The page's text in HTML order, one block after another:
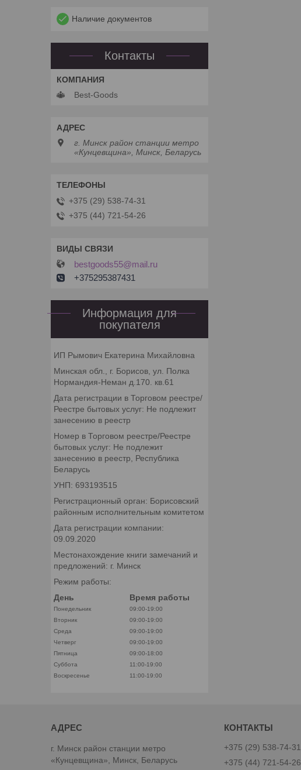
Наличие документов
Контакты
Best-Goods
г. Минск район станции метро
«Кунцевщина», Минск, Беларусь
+375 (29) 538-74-31
+375 (44) 721-54-26
bestgoods55@mail.ru
+375295387431
Информация для
покупателя
ИП Рымович Екатерина Михайловна
Минская обл., г. Борисов, ул. Полка
Нормандия-Неман д.170. кв.61
Дата регистрации в Торговом реестре/
Реестре бытовых услуг: Не подлежит
занесению в реестр
Номер в Торговом реестре/Реестре
бытовых услуг: Не подлежит
занесению в реестр, Республика
Беларусь
УНП: 693193515
Регистрационный орган: Борисовский
районным исполнительным комитетом
Дата регистрации компании:
09.09.2020
Местонахождение книги замечаний и
предложений: г. Минск
Режим работы:
День
Время работы
Понедельник
09:00-19:00
Вторник
09:00-19:00
Среда
09:00-19:00
Четверг
09:00-19:00
Пятница
09:00-18:00
Суббота
11:00-19:00
Воскресенье
11:00-19:00
г. Минск район станции метро
«Кунцевщина», Минск, Беларусь
+375 (29) 538-74-31
+375 (44) 721-54-26